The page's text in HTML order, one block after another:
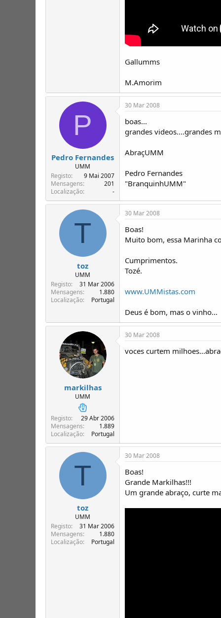
Gallumms
M.Amorim
P
Pedro Fernandes
UMM
Registo
9 Mai 2007
Mensagens
201
Localização
-
30 Mar 2008
boas...
grandes videos....grandes
AbraçUMM
Pedro Fernandes
"BranquinhUMM"
T
toz
UMM
Registo
31 Mar 2006
Mensagens
1.880
Localização
Portugal
30 Mar 2008
Boas!
Muito bom, essa Marinha
Cumprimentos.
Tozé.
www.UMMistas.com
Deus é bom, mas o vinho...
markilhas
UMM
Registo
29 Abr 2006
Mensagens
1.889
Localização
Portugal
30 Mar 2008
voces curtem
T
toz
UMM
Registo
31 Mar 2006
Mensagens
1.880
Localização
Portugal
30 Mar 2008
Boas!
Grande Markilhas!!!
Um grande abraço, curte